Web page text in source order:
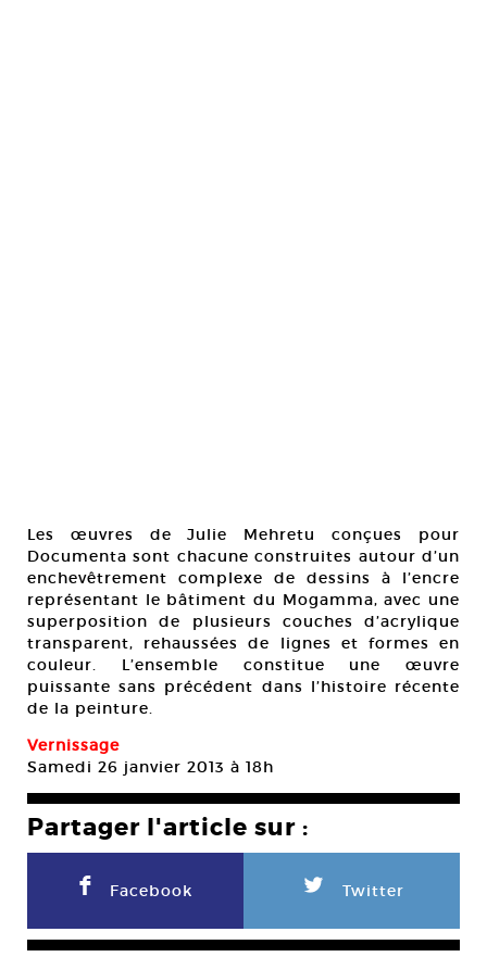
Les œuvres de Julie Mehretu conçues pour
Documenta sont chacune construites autour d’un
enchevêtrement complexe de dessins à l’encre
représentant le bâtiment du Mogamma, avec une
superposition de plusieurs couches d’acrylique
transparent, rehaussées de lignes et formes en
couleur. L’ensemble constitue une œuvre
puissante sans précédent dans l’histoire récente
de la peinture.
Vernissage
Samedi 26 janvier 2013 à 18h
Partager l'article sur :
F Facebook L Twitter